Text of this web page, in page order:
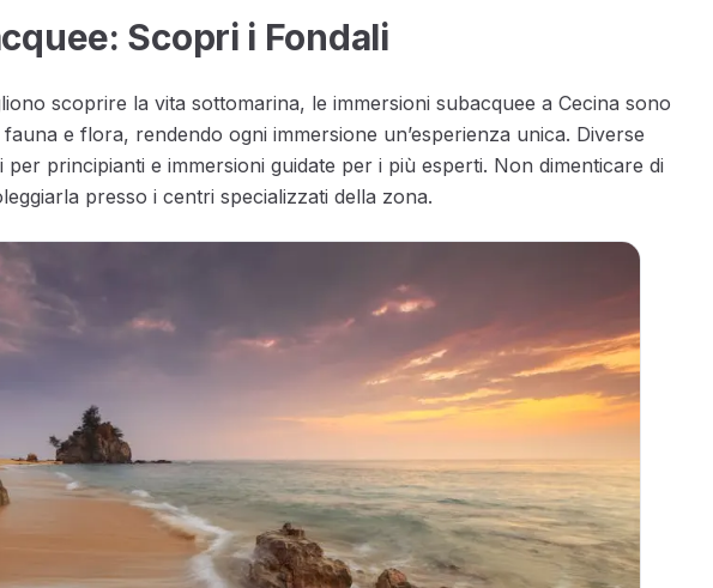
Scopri i Fondali
scoprire la vita sottomarina, le immersioni subacquee a Cecina sono
e flora, rendendo ogni immersione un’esperienza unica. Diverse
principianti e immersioni guidate per i più esperti. Non dimenticare di
presso i centri specializzati della zona.